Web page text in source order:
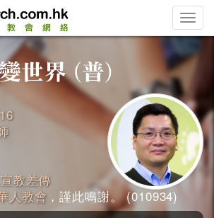
Toggle
教差傳
人教會 ，謹此鳴謝。 (010934)